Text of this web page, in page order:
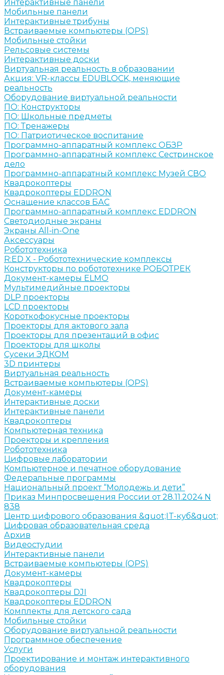
Интерактивные панели
Мобильные панели
Интерактивные трибуны
Встраиваемые компьютеры (OPS)
Мобильные стойки
Рельсовые системы
Интерактивные доски
Виртуальная реальность в образовании
Акция: VR-классы EDUBLOCK, меняющие
реальность
Оборудование виртуальной реальности
ПО: Конструкторы
ПО: Школьные предметы
ПО: Тренажеры
ПО: Патриотическое воспитание
Программно-аппаратный комплекс ОБЗР
Программно-аппаратный комплекс Сестринское
дело
Программно-аппаратный комплекс Музей СВО
Квадрокоптеры
Квадрокоптеры EDDRON
Оснащение классов БАС
Программно-аппаратный комплекс EDDRON
Светодиодные экраны
Экраны All-in-One
Аксессуары
Робототехника
R:ED X - Робототехнические комплексы
Конструкторы по робототехнике РОБОТРЕК
Документ-камеры ELMO
Мультимедийные проекторы
DLP проекторы
LCD проекторы
Короткофокусные проекторы
Проекторы для актового зала
Проекторы для презентаций в офис
Проекторы для школы
Сусеки ЭДКОМ
3D принтеры
Виртуальная реальность
Встраиваемые компьютеры (OPS)
Документ-камеры
Интерактивные доски
Интерактивные панели
Квадрокоптеры
Компьютерная техника
Проекторы и крепления
Робототехника
Цифровые лаборатории
Компьютерное и печатное оборудование
Федеральные программы
Национальный проект “Молодежь и дети”
Приказ Минпросвещения России от 28.11.2024 N
838
Центр цифрового образования &quot;IT-куб&quot;
Цифровая образовательная среда
Архив
Видеостудии
Интерактивные панели
Встраиваемые компьютеры (OPS)
Документ-камеры
Квадрокоптеры
Квадрокоптеры DJI
Квадрокоптеры EDDRON
Комплекты для детского сада
Мобильные стойки
Оборудование виртуальной реальности
Программное обеспечение
Услуги
Проектирование и монтаж интерактивного
оборудования